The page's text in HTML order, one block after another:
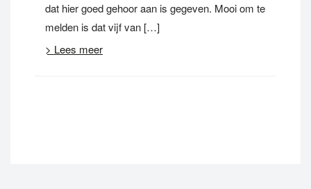
dat hier goed gehoor aan is gegeven. Mooi om te
melden is dat vijf van […]
> Lees meer